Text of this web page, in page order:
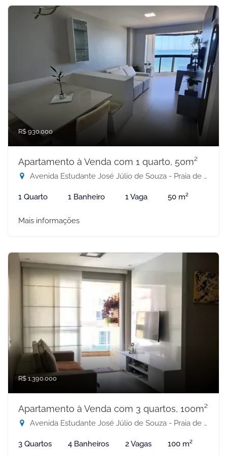
R$ 930.000
Apartamento à Venda com 1 quarto, 50m²
Avenida Estudante José Júlio de Souza - Praia de Itaparica, Vila Velha-ES
1 Quarto 1 Banheiro 1 Vaga 50 m²
Mais informações
R$ 1.390.000
Apartamento à Venda com 3 quartos, 100m²
Avenida Estudante José Júlio de Souza - Praia de Itaparica, Vila Velha-ES
3 Quartos 4 Banheiros 2 Vagas 100 m²